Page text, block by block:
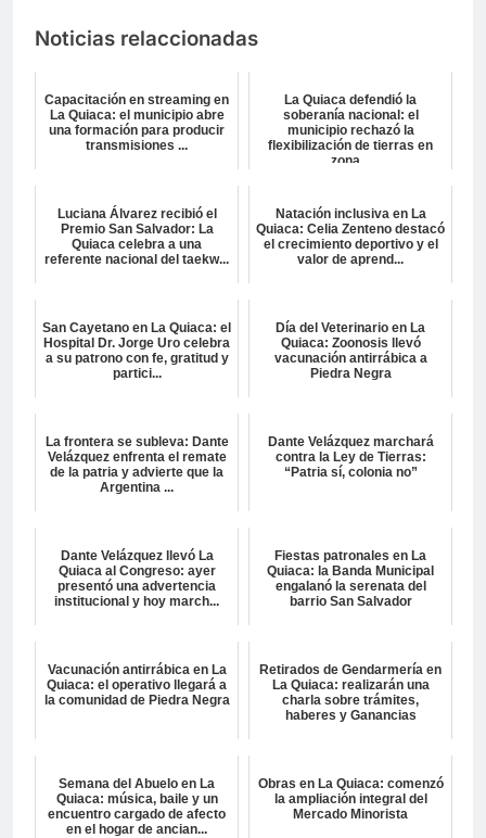
Noticias relaccionadas
Capacitación en streaming en
La Quiaca: el municipio abre
una formación para producir
transmisiones ...
La Quiaca defendió la
soberanía nacional: el
municipio rechazó la
flexibilización de tierras en
zona...
Luciana Álvarez recibió el
Premio San Salvador: La
Quiaca celebra a una
referente nacional del taekw...
Natación inclusiva en La
Quiaca: Celia Zenteno destacó
el crecimiento deportivo y el
valor de aprend...
San Cayetano en La Quiaca: el
Hospital Dr. Jorge Uro celebra
a su patrono con fe, gratitud y
partici...
Día del Veterinario en La
Quiaca: Zoonosis llevó
vacunación antirrábica a
Piedra Negra
La frontera se subleva: Dante
Velázquez enfrenta el remate
de la patria y advierte que la
Argentina ...
Dante Velázquez marchará
contra la Ley de Tierras:
“Patria sí, colonia no”
Dante Velázquez llevó La
Quiaca al Congreso: ayer
presentó una advertencia
institucional y hoy march...
Fiestas patronales en La
Quiaca: la Banda Municipal
engalanó la serenata del
barrio San Salvador
Vacunación antirrábica en La
Quiaca: el operativo llegará a
la comunidad de Piedra Negra
Retirados de Gendarmería en
La Quiaca: realizarán una
charla sobre trámites,
haberes y Ganancias
Semana del Abuelo en La
Quiaca: música, baile y un
encuentro cargado de afecto
en el hogar de ancian...
Obras en La Quiaca: comenzó
la ampliación integral del
Mercado Minorista